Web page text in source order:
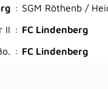
: SGM Röthenb /
II : FC Lindenberg
: FC Lindenberg